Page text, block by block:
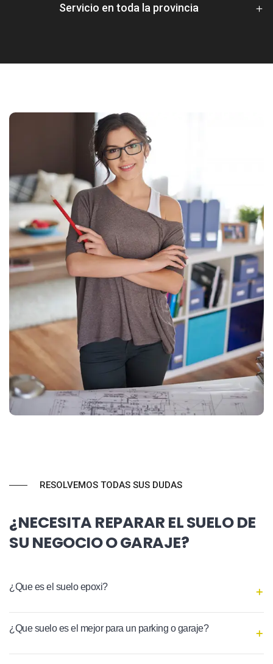
Servicio en toda la provincia
RESOLVEMOS TODAS SUS DUDAS
¿NECESITA REPARAR EL SUELO DE
SU NEGOCIO O GARAJE?
¿Que es el suelo epoxi?
¿Que suelo es el mejor para un parking o garaje?